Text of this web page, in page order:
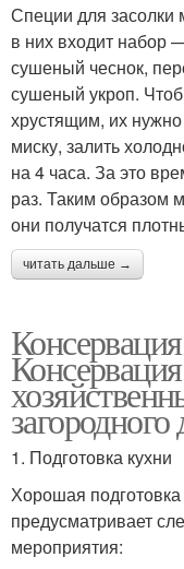
Специи для засолки
в них входит набор
сушеный чеснок,
сушеный укроп.
хрустящим, их
миску, залить
на 4 часа. За это
раз. Таким образом
они получатся
читать дальше →
загородного
1. Подготовка кухни
Хорошая
предусматривает
мероприятия: